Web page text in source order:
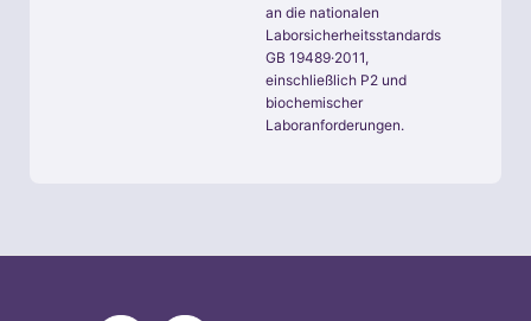
an die nationalen
Laborsicherheitsstandards
GB 19489·2011,
einschließlich P2 und
biochemischer
Laboranforderungen.